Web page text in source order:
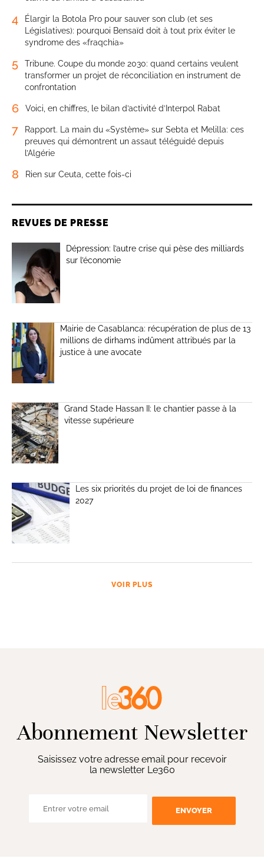
4
Élargir la Botola Pro pour sauver son club (et ses
Législatives): pourquoi Bensaïd doit à tout prix éviter le
syndrome des «fraqchia»
5
Tribune. Coupe du monde 2030: quand certains veulent
transformer un projet de réconciliation en instrument de
confrontation
6 Voici, en chiffres, le bilan d’activité d’Interpol Rabat
7
Rapport. La main du «Système» sur Sebta et Melilla: ces
preuves qui démontrent un assaut téléguidé depuis
l’Algérie
8 Rien sur Ceuta, cette fois-ci
REVUES DE PRESSE
Dépression: l’autre crise qui pèse des milliards
sur l’économie
Mairie de Casablanca: récupération de plus de 13
millions de dirhams indûment attribués par la
justice à une avocate
Grand Stade Hassan II: le chantier passe à la
vitesse supérieure
Les six priorités du projet de loi de finances
2027
VOIR PLUS
Abonnement Newsletter
Saisissez votre adresse email pour recevoir
la newsletter Le360
ENVOYER